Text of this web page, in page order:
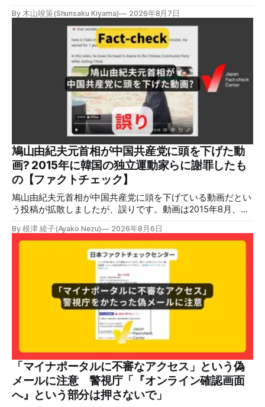
ジェネレーションやガス発電機は設置していないことを確認
している」と発表し、LPガスが原因だった可能性が高いと説
明しています。またイオンは5日、事故原因を調べる事故調
査委員会を設置すると発表しました。 検証対象 拡散した投
ガスを燃料としてガスエンジンやガスタービンで発電し、排
熱を冷暖房などに利用する「ガスコージェネレーション」が
原因だとする投稿が拡散した（例1、例2）。 検証する理由
ソーシャルリスニングツールMeltwaterで調べると、これら
の投稿の表示回数は少なくとも合計194万回を超えている。
爆発の原因をめぐって、さまざまな根拠不明の情報が飛び交
っているため検証する。 検証過程 イオンモール熊本の爆発
2026年7月28日午後16時27分ごろ、熊本県で震度7の地震が
発生した。午後6時ごろ、嘉島町のショッピングセンター
「イ
By 木山竣策(Shunsaku Kiyama) 2026年8月7日
鳩山由紀夫元首相が中国共産党に頭を下げた動
画? 2015年に韓国の独立運動家らに謝罪したも
の【ファクトチェック】
鳩山由紀夫元首相が中国共産党に頭を下げている動画だとい
う投稿が拡散しましたが、誤りです。動画は2015年8月、鳩
立運動家らに謝罪した映像です。中国共産党に対して頭を下
げている動画ではありません。 検証対象 拡散した言説 2026
年7月30日、「日本人がなぜ左翼を嫌うのか、考えたことは
ありますか？/ここに日本の左寄り首相だった鳩山由紀夫が
います。彼は2009年から2010年まで1年間務めました。/こ
のビデオでは、彼が中国を訪問中に中国共産党に対して恥じ
らいながら頭を下げています」という英文付きの動画がXで
ポストされ、表示は20万件を超える。 投稿には「私の日本
語力が衰えていたら申し訳ないですが、動画に『韓国』と書
いてあるように見えます」などの英語の指摘もあるが、「日
本が犯した残虐行為を謝罪するのは悪いことだと思わない」
「共産主義者に恥じて頭を下げるべき人はいない」など、拡
散した投稿を真に受けた反応も多いため検証する。 検証過
程 動
By 根津 綾子(Ayako Nezu) 2026年8月6日
「マイナポータルに不審なアクセス」という偽
メールに注意 警視庁「『オンライン確認画面
へ』という部分は押さないで」